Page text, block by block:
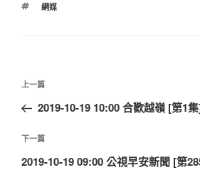
標
網媒
文
導
覽
上
一
文
章
上一篇
2019-10-19 10:00 合歡越嶺 [第1
下
一
下一篇
2019-10-19 09:00 公視早安新聞 [第